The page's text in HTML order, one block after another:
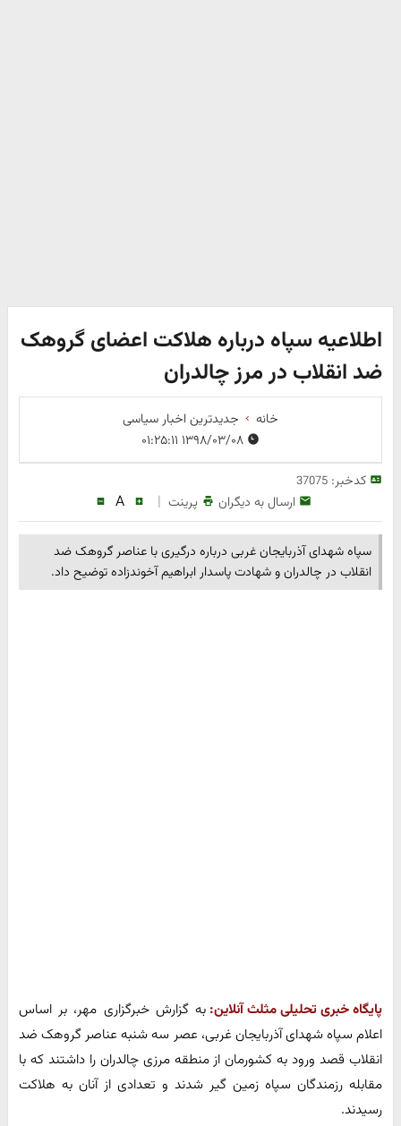
اطلاعیه سپاه درباره هلاکت اعضای گروهک
ضد انقلاب در مرز چالدران
خانه
جدیدترین اخبار سیاسی
۱۳۹۸/۰۳/۰۸ ۰۱:۲۵:۱۱
کدخبر:37075
ارسال به دیگران پرینت |
A
سپاه شهدای آذربایجان غربی درباره درگیری با عناصر گروهک ضد
انقلاب در چالدران و شهادت پاسدار ابراهیم آخوندزاده توضیح داد.
پایگاه خبری تحلیلی مثلث آنلاین: به گزارش خبرگزاری مهر، بر اساس
اعلام سپاه شهدای آذربایجان غربی، عصر سه شنبه عناصر گروهک ضد
انقلاب قصد ورود به کشورمان از منطقه مرزی چالدران را داشتند که با
مقابله رزمندگان سپاه زمین گیر شدند و تعدادی از آنان به هلاکت
رسیدند.